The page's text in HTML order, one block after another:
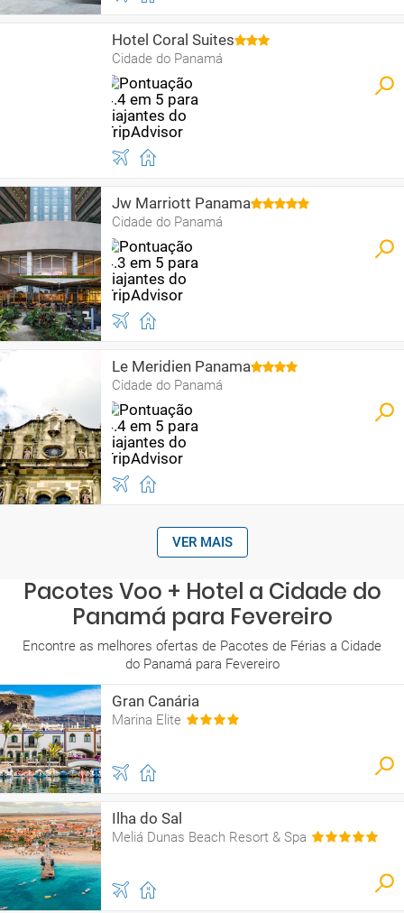
Hotel Coral Suites
Cidade do Panamá
Jw Marriott Panama
Cidade do Panamá
Le Meridien Panama
Cidade do Panamá
VER MAIS
Pacotes Voo + Hotel a Cidade do
Panamá para Fevereiro
Encontre as melhores ofertas de Pacotes de Férias a Cidade
do Panamá para Fevereiro
Gran Canária
Marina Elite
Ilha do Sal
Meliá Dunas Beach Resort & Spa